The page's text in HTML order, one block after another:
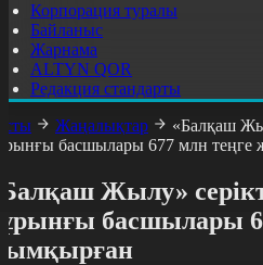
Корпорация туралы
Байланыс
Жарнама
ALTYN QOR
Редакция стандарты
Жаңалықтар
«Балқаш
басшылары 677 млн теңге
Жылу»
басшылары